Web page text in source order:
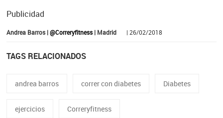
Publicidad
Andrea Barros |@Correryfitness| Madrid | 26/02/2018
TAGS RELACIONADOS
andrea barros correr con diabetes Diabetes
ejercicios Correryfitness